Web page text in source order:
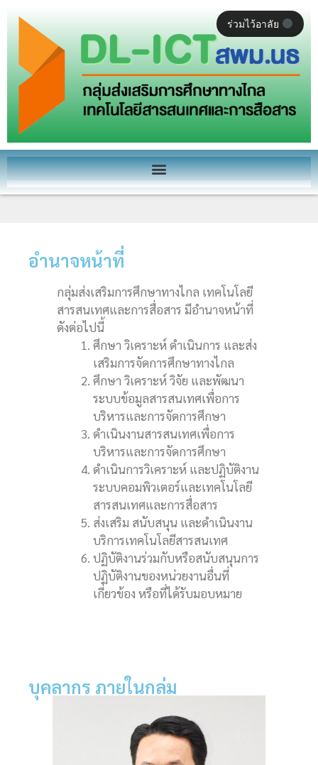
อำนาจหน้าที่
กลุ่มส่งเสริมการศึกษาทางไกล เทคโนโลยี
สารสนเทศและการสื่อสาร มีอำนาจหน้าที่
ดังต่อไปนี้
ศึกษา วิเคราะห์ ดำเนินการ และส่ง
เสริมการจัดการศึกษาทางไกล
ศึกษา วิเคราะห์ วิจัย และพัฒนา
ระบบข้อมูลสารสนเทศเพื่อการ
บริหารและการจัดการศึกษา
ดำเนินงานสารสนเทศเพื่อการ
บริหารและการจัดการศึกษา
ดำเนินการวิเคราะห์ และปฏิบัติงาน
ระบบคอมพิวเตอร์และเทคโนโลยี
สารสนเทศและการสื่อสาร
ส่งเสริม สนับสนุน และดำเนินงาน
บริการเทคโนโลยีสารสนเทศ
ปฏิบัติงานร่วมกับหรือสนับสนุนการ
ปฏิบัติงานของหน่วยงานอื่นที่
เกี่ยวข้อง หรือที่ได้รับมอบหมาย
บุคลากร ภายในกลุ่ม
ร่วมไว้อาลัย